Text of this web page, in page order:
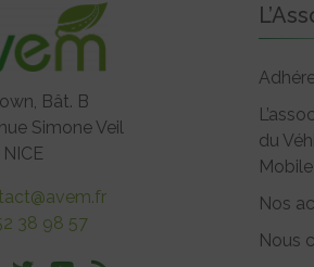
Bât. B
Simone Veil
38 98 57
du
Mobile
Nos
Nous